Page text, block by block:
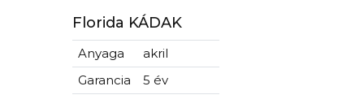
Florida KÁDAK
Anyaga
akril
Garancia
5 év